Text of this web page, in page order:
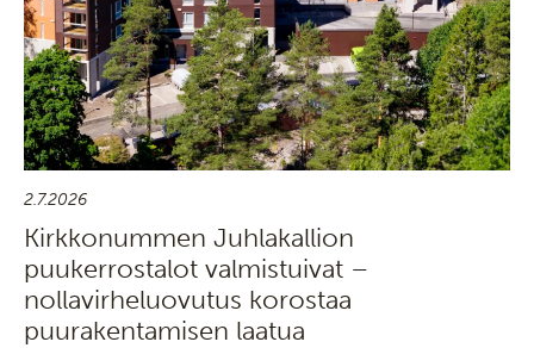
2.7.2026
Kirkkonummen Juhlakallion
puukerrostalot valmistuivat –
nollavirheluovutus korostaa
puurakentamisen laatua